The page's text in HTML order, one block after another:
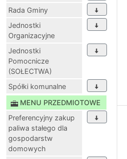
Rada Gminy
Jednostki
Organizacyjne
Jednostki
Pomocnicze
(SOŁECTWA)
Spółki komunalne
MENU PRZEDMIOTOWE
Preferencyjny zakup
paliwa stałego dla
gospodarstw
domowych